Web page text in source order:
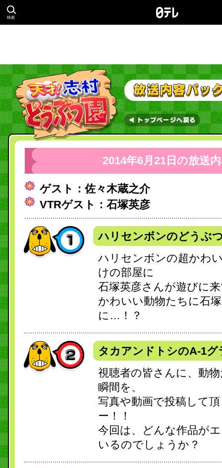
検索
2014年6月21日の放送
ゲスト：佐々木蔵之介
VTRゲスト：石塚英彦
ハリセンボンのどうぶ
ハリセンボンの超かわ
けの部屋に
石塚英彦さんが遊びに
かわいい動物たちに石
に…！？
タカアンドトシのA-1グ
視聴者の皆さんに、動
瞬間を、
写真や動画で投稿して
ー！！
今回は、どんな作品が
いるのでしょうか？